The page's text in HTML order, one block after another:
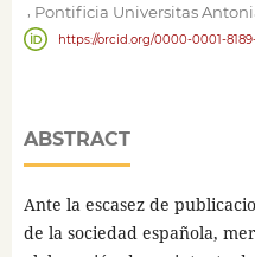
Pontificia Universitas
https://orcid.org/0000-0001-
ABSTRACT
Ante la escasez de
de la sociedad española,